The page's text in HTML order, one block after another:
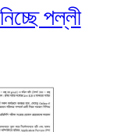
পল্লী